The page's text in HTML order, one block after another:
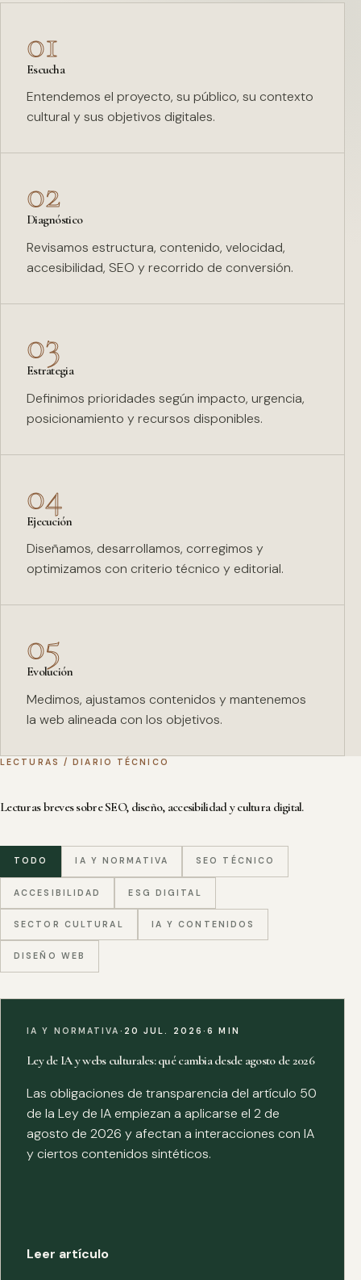
01
Escucha
Entendemos el proyecto, su público, su contexto
cultural y sus objetivos digitales.
02
Diagnóstico
Revisamos estructura, contenido, velocidad,
accesibilidad, SEO y recorrido de conversión.
03
Estrategia
Definimos prioridades según impacto, urgencia,
posicionamiento y recursos disponibles.
04
Ejecución
Diseñamos, desarrollamos, corregimos y
optimizamos con criterio técnico y editorial.
05
Evolución
Medimos, ajustamos contenidos y mantenemos
la web alineada con los objetivos.
LECTURAS / DIARIO TÉCNICO
Lecturas breves sobre SEO, diseño, accesibilidad y cultura digital.
TODO IA Y NORMATIVA SEO TÉCNICO
ACCESIBILIDAD ESG DIGITAL
SECTOR CULTURAL IA Y CONTENIDOS
DISEÑO WEB
IA Y NORMATIVA · 20 JUL. 2026·6 MIN
Ley de IA y webs culturales: qué cambia desde agosto de 2026
Las obligaciones de transparencia del artículo 50
de la Ley de IA empiezan a aplicarse el 2 de
agosto de 2026 y afectan a interacciones con IA
y ciertos contenidos sintéticos.
Leer artículo